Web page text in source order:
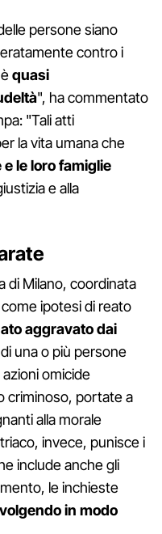
persone siano
contro i
quasi
", ha commentato
"Tali atti
la vita umana che
le loro famiglie
e alla
di Milano, coordinata
ipotesi di reato
aggravato dai
una o più persone
omicide
criminoso, portate a
alla morale
invece, punisce i
include anche gli
le inchieste
in modo